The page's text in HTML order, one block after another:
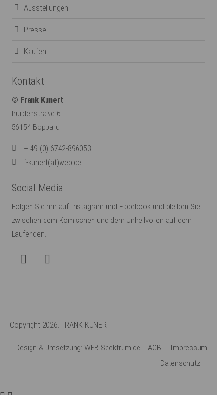
Ausstellungen
Presse
Kaufen
Kontakt
© Frank Kunert
Burdenstraße 6
56154 Boppard
+ 49 (0) 6742-896053
f-kunert(at)web.de
Social Media
Folgen Sie mir auf Instagram und Facebook und bleiben Sie
zwischen dem Komischen und dem Unheilvollen auf dem
Laufenden.
Copyright 2026. FRANK KUNERT
Design & Umsetzung: WEB-Spektrum.de AGB
Impressum
+ Datenschutz